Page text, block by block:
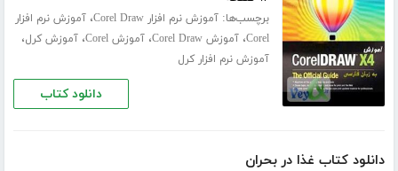
برچسب‌ها:آموزش نرم افزار Corel Draw ،آموزش نرم افزار
Corel،آموزش Corel Draw ،آموزش Corel ،آموزش کرل،
آموزش نرم افزار کرل
دانلود کتاب
دانلود کتاب غذا در بحران